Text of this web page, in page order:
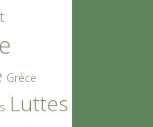
Grèce
Luttes